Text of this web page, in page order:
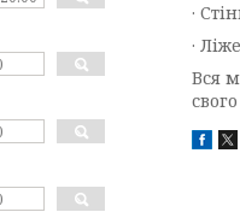
·
·
Вся